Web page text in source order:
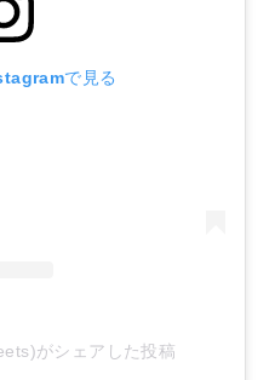
で見る
がシェアした投稿